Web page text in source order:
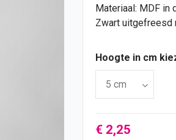
Materiaal: MDF in
Zwart uitgefreesd
Hoogte in cm
€ 2,25